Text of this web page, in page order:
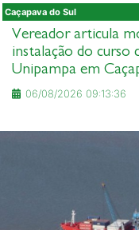
Caçapava do Sul
Vereador articula
instalação do curso
Unipampa em
06/08/2026 09:13:36